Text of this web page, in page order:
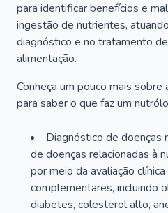
para identificar benefícios e
ingestão de nutrientes,
diagnóstico e no tratamento
alimentação.
Conheça um pouco mais
para saber o que faz um
Diagnóstico de doenças
de doenças relacionadas à
por meio da avaliação
complementares, incluindo
diabetes, colesterol alto,